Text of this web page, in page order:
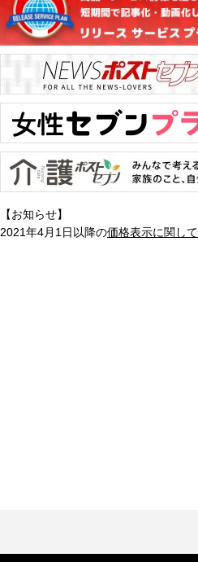
【お知らせ】
2021年4月1日以降の価格表示に関して